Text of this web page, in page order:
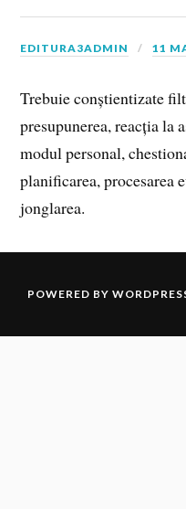
EDITURA3ADMIN 11
Trebuie conștientizate
presupunerea, reacția la
modul personal,
planificarea, procesarea
jonglarea.
POWERED BY